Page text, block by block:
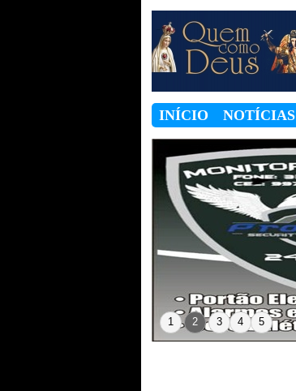
INÍCIO NOTÍCIAS
1 2 3 4 5